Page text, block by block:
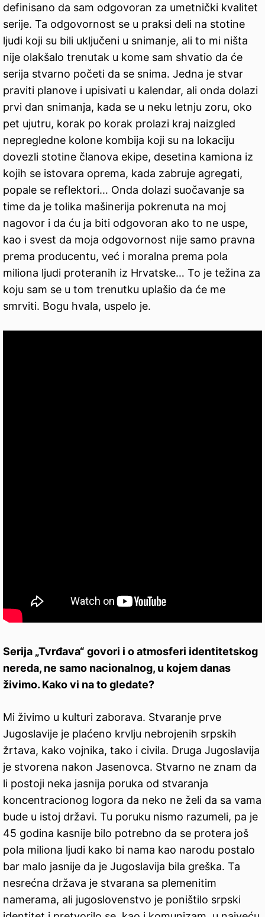
definisano da sam odgovoran za umetnički kvalitet
serije. Ta odgovornost se u praksi deli na stotine
ljudi koji su bili uključeni u snimanje, ali to mi ništa
nije olakšalo trenutak u kome sam shvatio da će
serija stvarno početi da se snima. Jedna je stvar
praviti planove i upisivati u kalendar, ali onda dolazi
prvi dan snimanja, kada se u neku letnju zoru, oko
pet ujutru, korak po korak prolazi kraj naizgled
nepregledne kolone kombija koji su na lokaciju
dovezli stotine članova ekipe, desetina kamiona iz
kojih se istovara oprema, kada zabruje agregati,
popale se reflektori… Onda dolazi suočavanje sa
time da je tolika mašinerija pokrenuta na moj
nagovor i da ću ja biti odgovoran ako to ne uspe,
kao i svest da moja odgovornost nije samo pravna
prema producentu, već i moralna prema pola
miliona ljudi proteranih iz Hrvatske… To je težina za
koju sam se u tom trenutku uplašio da će me
smrviti. Bogu hvala, uspelo je.
Serija „Tvrđava“ govori i o atmosferi identitetskog
nereda, ne samo nacionalnog, u kojem danas
živimo. Kako vi na to gledate?
Mi živimo u kulturi zaborava. Stvaranje prve
Jugoslavije je plaćeno krvlju nebrojenih srpskih
žrtava, kako vojnika, tako i civila. Druga Jugoslavija
je stvorena nakon Jasenovca. Stvarno ne znam da
li postoji neka jasnija poruka od stvaranja
koncentracionog logora da neko ne želi da sa vama
bude u istoj državi. Tu poruku nismo razumeli, pa je
45 godina kasnije bilo potrebno da se protera još
pola miliona ljudi kako bi nama kao narodu postalo
bar malo jasnije da je Jugoslavija bila greška. Ta
nesrećna država je stvarana sa plemenitim
namerama, ali jugoslovenstvo je poništilo srpski